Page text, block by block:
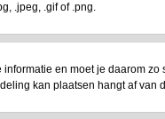
.jpeg, .gif of .png.
en moet je daarom
kan plaatsen hangt af